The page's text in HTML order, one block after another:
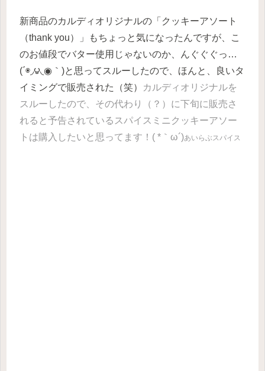
新商品のカルディオリジナルの「クッキーアソート
（thank you）」もちょっと気になったんですが、こ
のお値段でバター使用じゃないのか、んぐぐぐっ…
(΄◉◞౪◟◉｀)と思ってスルーしたので、ほんと、良いタ
イミングで販売された（笑）
カルディオリジナルを
スルーしたので、その代わり（？）に下旬に販売さ
れると予告されているスパイスミニクッキーアソー
トは購入したいと思ってます！( *｀ω´)あいらぶスパイス